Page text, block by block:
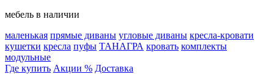
мебель в наличии
маленькая прямые диваны угловые диваны кресла-кровати
кушетки кресла пуфы ТАНАГРА кровать комплекты
модульные
Где купить Акции % Доставка